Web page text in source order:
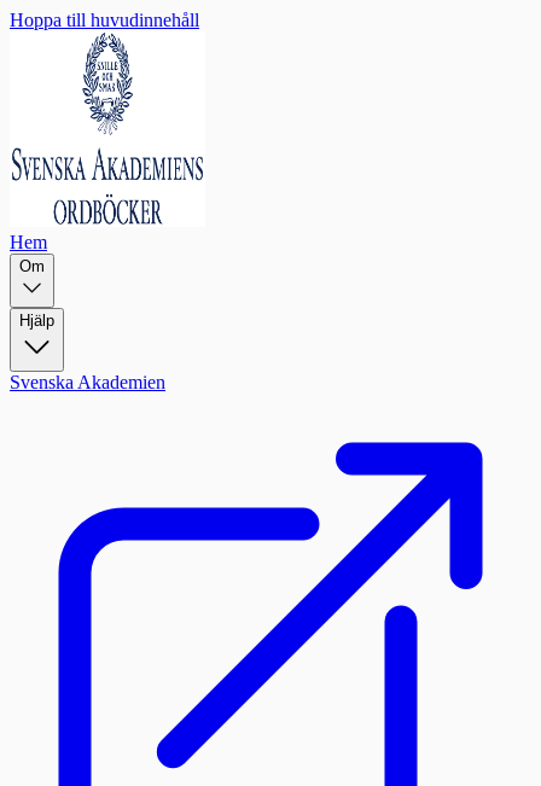
Hoppa till huvudinnehåll
Hem
Om
Hjälp
Svenska Akademien